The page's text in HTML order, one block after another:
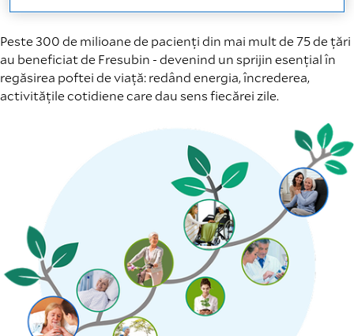
Peste 300 de milioane de pacienți din mai mult de 75 de țări
au beneficiat de Fresubin - devenind un sprijin esențial în
regăsirea poftei de viață: redând energia, încrederea,
activitățile cotidiene care dau sens fiecărei zile.